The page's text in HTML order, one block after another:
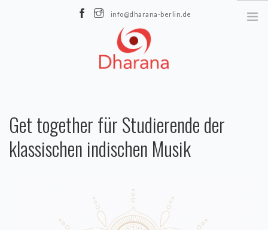
info@dharana-berlin.de
Maximilianstraße 17 | 10317 Berlin
Datenschutz
Impressum
Kursplan
Preise
Get together für Studierende der
klassischen indischen Musik